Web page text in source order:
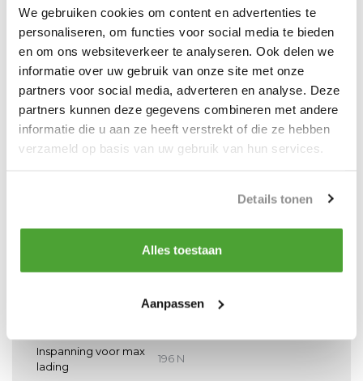
We gebruiken cookies om content en advertenties te
personaliseren, om functies voor social media te bieden
en om ons websiteverkeer te analyseren. Ook delen we
informatie over uw gebruik van onze site met onze
partners voor social media, adverteren en analyse. Deze
partners kunnen deze gegevens combineren met andere
informatie die u aan ze heeft verstrekt of die ze hebben
verzameld op basis van uw gebruik van hun services.
Details tonen
Alles toestaan
Aanpassen
voorzien van lastblokkering
lasten tot 20.000 kilo heffen
Productspecificaties
1500 kg
Inspanning voor max
lading
196 N